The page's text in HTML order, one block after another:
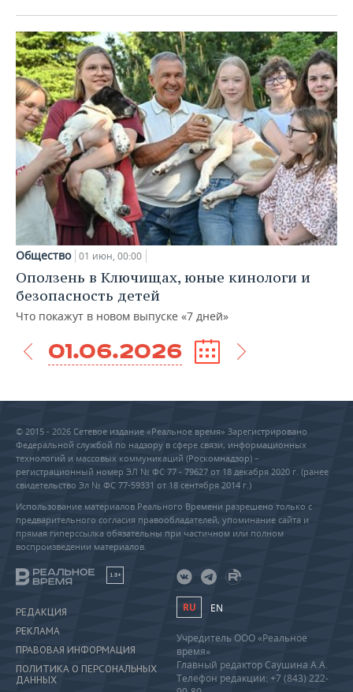
Общество 01 июн, 00:00
Оползень в Ключищах, юные кинологи и
безопасность детей
Что покажут в новом выпуске «7 дней»
01.06.2026
© 2015 - 2026 Сетевое издание «Реальное время» Зарегистрировано
Федеральной службой по надзору в сфере связи, информационных
технологий и массовых коммуникаций (Роскомнадзор) –
регистрационный номер ЭЛ № ФС 77 - 79627 от 18 декабря 2020 г. (ранее
свидетельство Эл № ФС 77-59331 от 18 сентября 2014 г.)
Использование материалов Реального Времени разрешено только с
предварительного согласия правообладателей, упоминание сайта и
прямая гиперссылка обязательны при частичном или полном
воспроизведении материалов.
18+
РЕДАКЦИЯ
РЕКЛАМА
ПРАВОВАЯ ИНФОРМАЦИЯ
ПОЛИТИКА О ПЕРСОНАЛЬНЫХ
ДАННЫХ
RU EN
Учредитель ООО «Реальное
время»
Главный редактор Саушина А.А.
Телефон редакции: +7 (843) 222-